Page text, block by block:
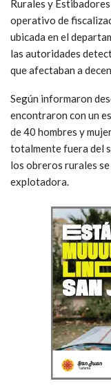
Rurales y
operativo de
ubicada en el
las autoridades
que afectaban a
Según informaron
encontraron con un
de 40 hombres y
totalmente fuera del
los obreros rurales
explotadora.